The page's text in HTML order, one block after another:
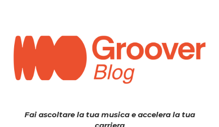
Fai ascoltare la tua musica e accelera la tua